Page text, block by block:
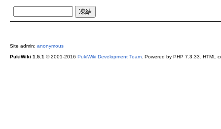
Site admin: anonymous
PukiWiki 1.5.1© 2001-2016 PukiWiki Development Team. Powered by PHP 7.3.33. HTML